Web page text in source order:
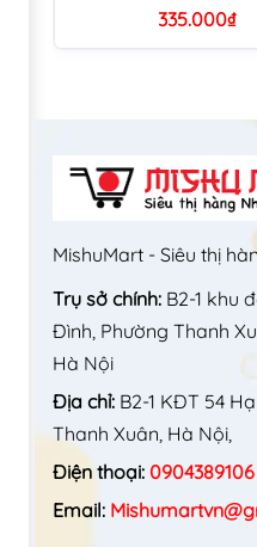
335.000₫
MishuMart - Siêu thị
Trụ sở chính: B2-1 khu
Đình, Phường Thanh
Hà Nội
Địa chỉ: B2-1 KĐT 54
Thanh Xuân, Hà Nội,
Điện thoại: 0904389106
Email: